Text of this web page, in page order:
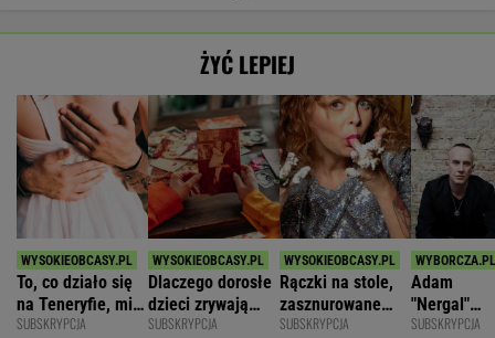
ŻYĆ LEPIEJ
To, co działo się
na Teneryfie, mi
się należało. Nie
SUBSKRYPCJA
Dlaczego dorosłe
dzieci zrywają
kontakt z
SUBSKRYPCJA
Rączki na stole,
zasznurowane
usta. Byłam
SUBSKRYPCJA
Adam
"Nergal"
Darski: Ja
SUBSKRYPCJA